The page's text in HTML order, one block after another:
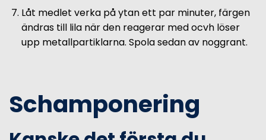
Låt medlet verka på ytan ett par minuter, färgen
ändras till lila när den reagerar med ocvh löser
upp metallpartiklarna. Spola sedan av noggrant.
Schamponering